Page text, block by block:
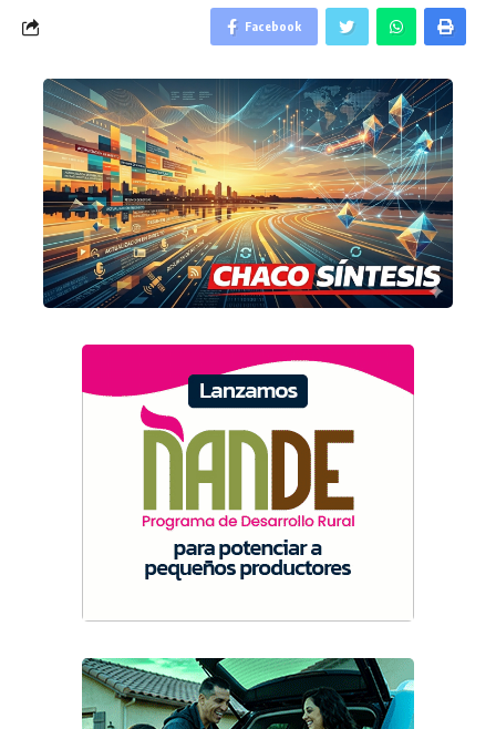
Facebook